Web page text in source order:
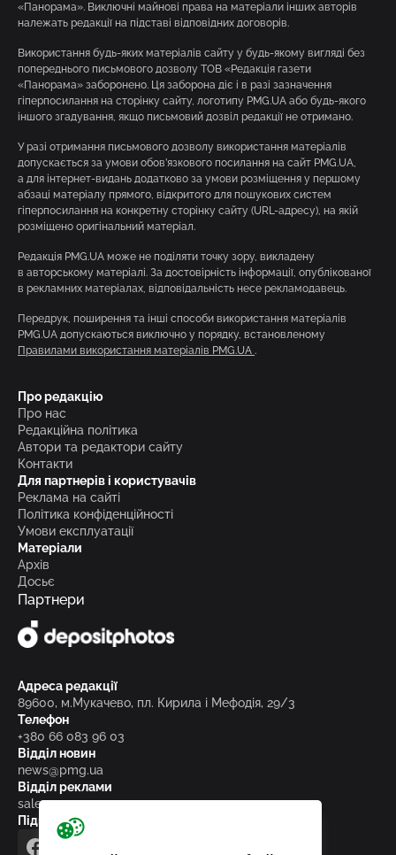
«Панорама». Виключні майнові права на матеріали інших авторів
належать редакції на підставі відповідних договорів.
Використання будь-яких матеріалів сайту у будь-якому вигляді без
попереднього письмового дозволу ТОВ «Редакція газети
«Панорама» заборонено. Ця заборона діє і в разі зазначення
гіперпосилання на сторінку сайту, логотипу PMG.UA або будь-якого
іншого згадування, якщо письмовий дозвіл редакції не отримано.
У разі отримання письмового дозволу використання матеріалів
допускається за умови обов’язкового посилання на сайт PMG.UA,
а для інтернет-видань додатково за умови розміщення у першому
абзаці матеріалу прямого, відкритого для пошукових систем
гіперпосилання на конкретну сторінку сайту (URL-адресу), на якій
розміщено оригінальний матеріал.
Редакція PMG.UA може не поділяти точку зору, викладену
в авторському матеріалі. За достовірність інформації, опублікованої
в рекламних матеріалах, відповідальність несе рекламодавець.
Передрук, поширення та інші способи використання матеріалів
PMG.UA допускаються виключно у порядку, встановленому
Правилами використання матеріалів PMG.UA .
Про редакцію
Про нас
Редакційна політика
Автори та редактори сайту
Контакти
Для партнерів і користувачів
Реклама на сайті
Політика конфіденційності
Умови експлуатації
Матеріали
Архів
Досьє
Партнери
Адреса редакції
89600, м.Мукачево, пл. Кирила і Мефодія, 29/3
Телефон
+380 66 083 96 03
Відділ новин
news@pmg.ua
Відділ реклами
sales@pmg.ua
Підписуйтесь на нас у соціальних мережах